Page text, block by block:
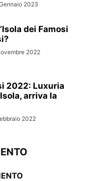
2023
dei Famosi
2022
2022: Luxuria
arriva la
2022